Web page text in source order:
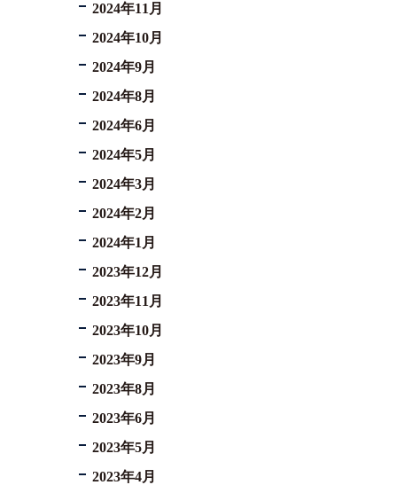
2024年11月
2024年10月
2024年9月
2024年8月
2024年6月
2024年5月
2024年3月
2024年2月
2024年1月
2023年12月
2023年11月
2023年10月
2023年9月
2023年8月
2023年6月
2023年5月
2023年4月